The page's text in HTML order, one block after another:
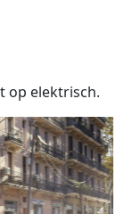
op elektrisch.